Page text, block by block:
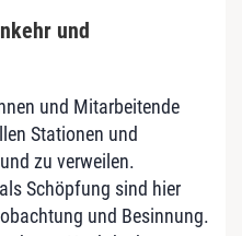
und
und Mitarbeitende
Stationen und
zu verweilen.
Schöpfung sind hier
und Besinnung.